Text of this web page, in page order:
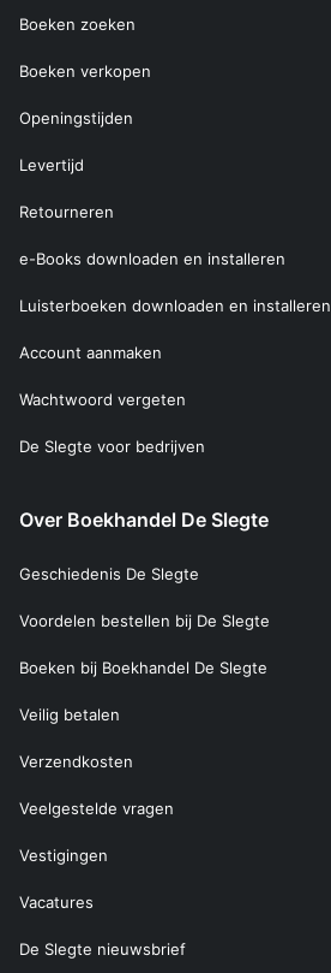
Boeken zoeken
Boeken verkopen
Openingstijden
Levertijd
Retourneren
e-Books downloaden en installeren
Luisterboeken downloaden en installeren
Account aanmaken
Wachtwoord vergeten
De Slegte voor bedrijven
Over Boekhandel De Slegte
Geschiedenis De Slegte
Voordelen bestellen bij De Slegte
Boeken bij Boekhandel De Slegte
Veilig betalen
Verzendkosten
Veelgestelde vragen
Vestigingen
Vacatures
De Slegte nieuwsbrief